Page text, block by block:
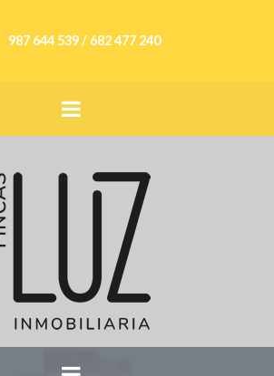
987 644 539 / 682 477 240